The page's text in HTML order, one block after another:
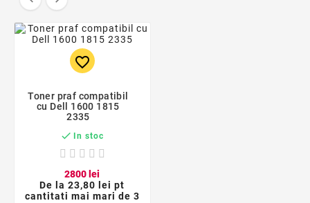
favorite_border
Toner praf compatibil
cu Dell 1600 1815
2335
 In stoc
2800 lei
De la 23,80 lei pt
cantitati mai mari de 3